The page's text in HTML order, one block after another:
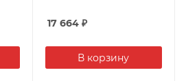
17 664₽
В корзину